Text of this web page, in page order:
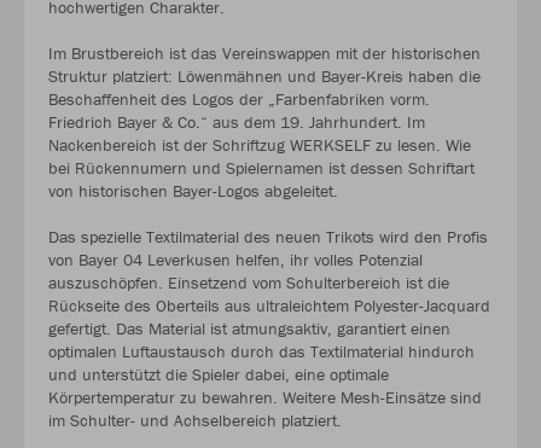
hochwertigen Charakter.
Im Brustbereich ist das Vereinswappen mit der historischen
Struktur platziert: Löwenmähnen und Bayer-Kreis haben die
Beschaffenheit des Logos der „Farbenfabriken vorm.
Friedrich Bayer & Co.“ aus dem 19. Jahrhundert. Im
Nackenbereich ist der Schriftzug WERKSELF zu lesen. Wie
bei Rückennumern und Spielernamen ist dessen Schriftart
von historischen Bayer-Logos abgeleitet.
Das spezielle Textilmaterial des neuen Trikots wird den Profis
von Bayer 04 Leverkusen helfen, ihr volles Potenzial
auszuschöpfen. Einsetzend vom Schulterbereich ist die
Rückseite des Oberteils aus ultraleichtem Polyester-Jacquard
gefertigt. Das Material ist atmungsaktiv, garantiert einen
optimalen Luftaustausch durch das Textilmaterial hindurch
und unterstützt die Spieler dabei, eine optimale
Körpertemperatur zu bewahren. Weitere Mesh-Einsätze sind
im Schulter- und Achselbereich platziert.